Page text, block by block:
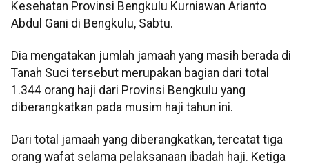
Kesehatan Provinsi Bengkulu Kurniawan Arianto
Abdul Gani di Bengkulu, Sabtu.
Dia mengatakan jumlah jamaah yang masih berada di
Tanah Suci tersebut merupakan bagian dari total
1.344 orang haji dari Provinsi Bengkulu yang
diberangkatkan pada musim haji tahun ini.
Dari total jamaah yang diberangkatkan, tercatat tiga
orang wafat selama pelaksanaan ibadah haji. Ketiga